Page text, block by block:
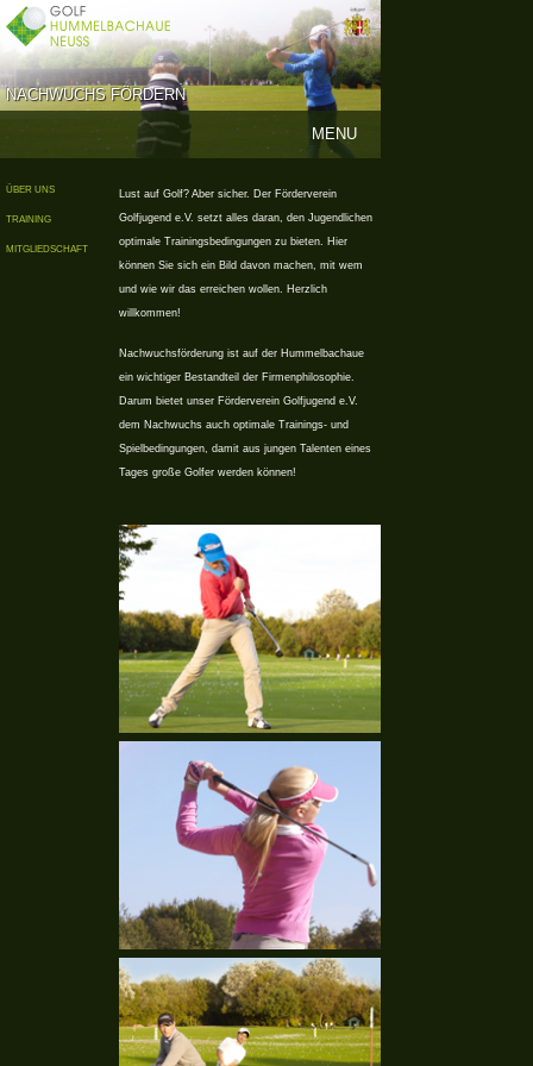
NACHWUCHS FÖRDERN
MENU
Lust auf Golf? Aber sicher. Der Förderverein
Golfjugend e.V. setzt alles daran, den Jugendlichen
optimale Trainingsbedingungen zu bieten. Hier
können Sie sich ein Bild davon machen, mit wem
und wie wir das erreichen wollen. Herzlich
willkommen!
Nachwuchsförderung ist auf der Hummelbachaue
ein wichtiger Bestandteil der Firmenphilosophie.
Darum bietet unser Förderverein Golfjugend e.V.
dem Nachwuchs auch optimale Trainings- und
Spielbedingungen, damit aus jungen Talenten eines
Tages große Golfer werden können!
ÜBER UNS
TRAINING
MITGLIEDSCHAFT